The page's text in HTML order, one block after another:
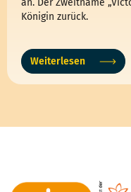
an. Der Zweitname
Königin zurück.
Weiterlesen